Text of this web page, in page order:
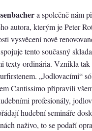
a společně nám
autora, kterým je Peter
vysvěcení nově
tento současný
texty ordinária. Vznikla tak
„Jodlovacími“
Cantissimo připravili
profesionály,
hudební semináře
naživo, to se podaří